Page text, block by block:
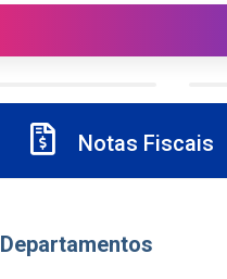
Notas Fiscais
Departamentos